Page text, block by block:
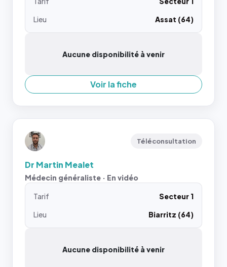
Lieu
Assat (64)
Aucune disponibilité à venir
Voir la fiche
Téléconsultation
Dr Martin Mealet
Médecin généraliste · En vidéo
Tarif
Secteur 1
Lieu
Biarritz (64)
Aucune disponibilité à venir